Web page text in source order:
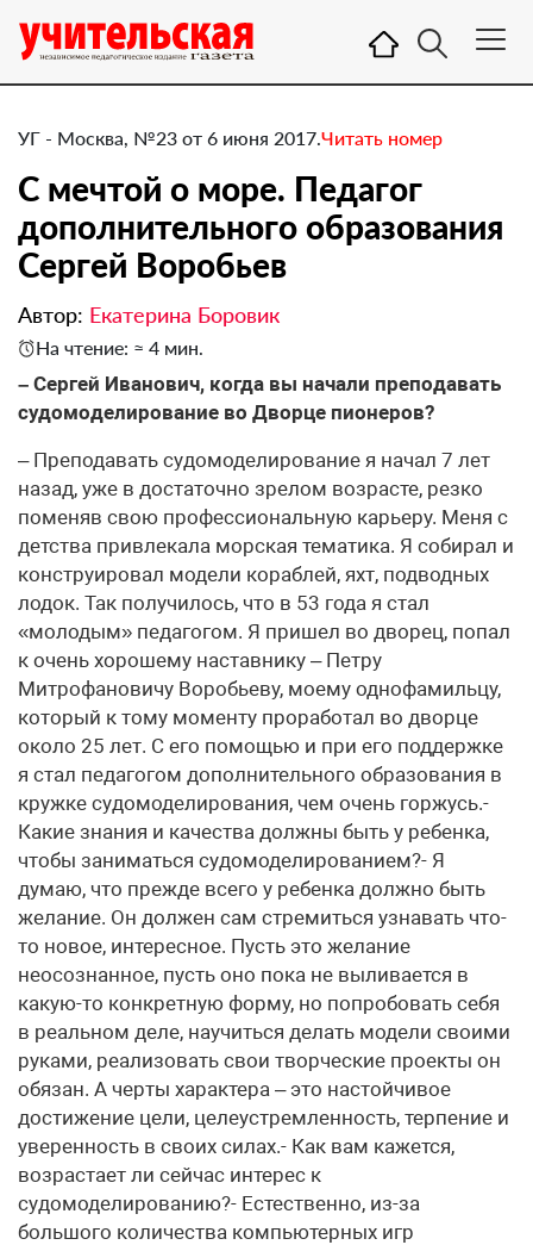
УГ - Москва, №23 от 6 июня 2017.Читать номер
​С мечтой о море. Педагог
дополнительного образования
Сергей Воробьев
Автор: Екатерина Боровик
На чтение: ≈ 4 мин.
– Сергей Иванович, когда вы начали преподавать
судомоделирование во Дворце пионеров?
– Преподавать судомоделирование я начал 7 лет
назад, уже в достаточно зрелом возрасте, резко
поменяв свою профессиональную карьеру. Меня с
детства привлекала морская тематика. Я собирал и
конструировал модели кораблей, яхт, подводных
лодок. Так получилось, что в 53 года я стал
«молодым» педагогом. Я пришел во дворец, попал
к очень хорошему наставнику – Петру
Митрофановичу Воробьеву, моему однофамильцу,
который к тому моменту проработал во дворце
около 25 лет. С его помощью и при его поддержке
я стал педагогом дополнительного образования в
кружке судомоделирования, чем очень горжусь.-
Какие знания и качества должны быть у ребенка,
чтобы заниматься судомоделированием?- Я
думаю, что прежде всего у ребенка должно быть
желание. Он должен сам стремиться узнавать что-
то новое, интересное. Пусть это желание
неосознанное, пусть оно пока не выливается в
какую-то конкретную форму, но попробовать себя
в реальном деле, научиться делать модели своими
руками, реализовать свои творческие проекты он
обязан. А черты характера – это настойчивое
достижение цели, целеустремленность, терпение и
уверенность в своих силах.- Как вам кажется,
возрастает ли сейчас интерес к
судомоделированию?- Естественно, из-за
большого количества компьютерных игр